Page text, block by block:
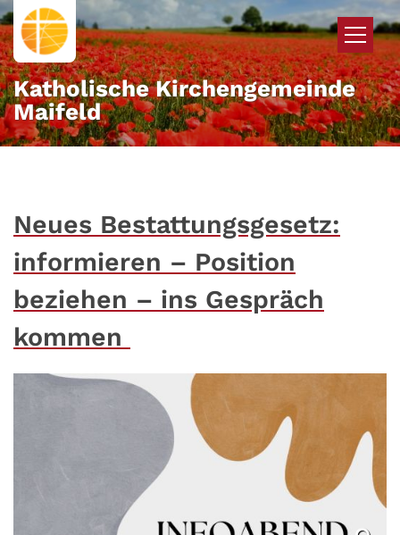
Zum Inhalt springen
Katholische Kirchengemeinde
Maifeld
Neues Bestattungsgesetz:
informieren – Position
beziehen – ins Gespräch
kommen